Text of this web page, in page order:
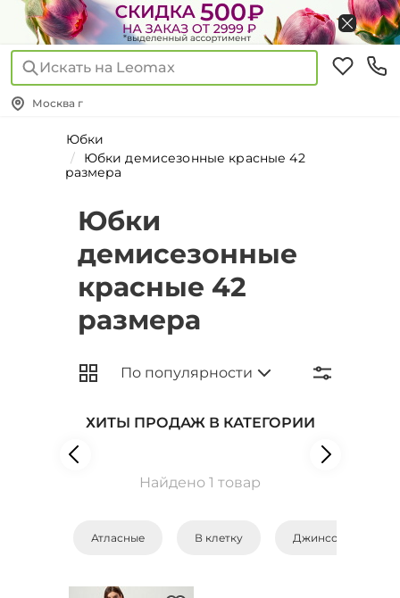
Искать на Leomax
Москва г
Юбки
Юбки демисезонные красные 42
размера
Юбки
демисезонные
красные 42
размера
ХИТЫ ПРОДАЖ В КАТЕГОРИИ
Найдено 1 товар
Атласные В клетку Джинсовые